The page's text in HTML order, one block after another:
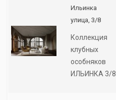
Ильинка
улица, 3/8
Коллекция
клубных
особняков
ИЛЬИНКА 3/8